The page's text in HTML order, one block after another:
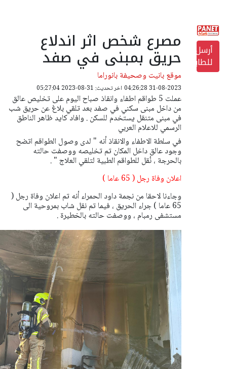
أرسل
للطابعة
مصرع شخص اثر اندلاع
حريق بمبنى في صفد
موقع بانيت وصحيفة بانوراما
31-08-2023 04:26:28 اخر تحديث: 31-08-2023 05:27:04
عملت 5 طواقم اطفاء وانقاذ صباح اليوم على تخليص عالق
من داخل مبنى سكني في صفد بعد تلقي بلاغ عن حريق شب
في مبنى متنقل يستخدم للسكن . وافاد كايد ظاهر الناطق
الرسمي للاعلام العربي
في سلطة الاطفاء والانقاذ أنه " لدى وصول الطواقم اتضح
وجود عالق داخل المكان تم تخليصه ووصفت حالته
بالحرجة ، نُقل للطواقم الطبية لتلقي العلاج " .
اعلان وفاة رجل ( 65 عاما )
وجاءنا لاحقا من نجمة داود الحمراء أنه تم اعلان وفاة رجل (
65 عاما ) جراء الحريق ، فيما تم نقل شاب بمروحية الى
مستشفى رمبام ، ووصفت حالته بالخطيرة .